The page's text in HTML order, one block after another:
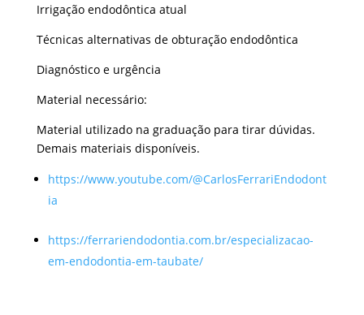
Irrigação endodôntica atual
Técnicas alternativas de obturação endodôntica
Diagnóstico e urgência
Material necessário:
Material utilizado na graduação para tirar dúvidas.
Demais materiais disponíveis.
https://www.youtube.com/@CarlosFerrariEndodont
ia
https://ferrariendodontia.com.br/especializacao-
em-endodontia-em-taubate/